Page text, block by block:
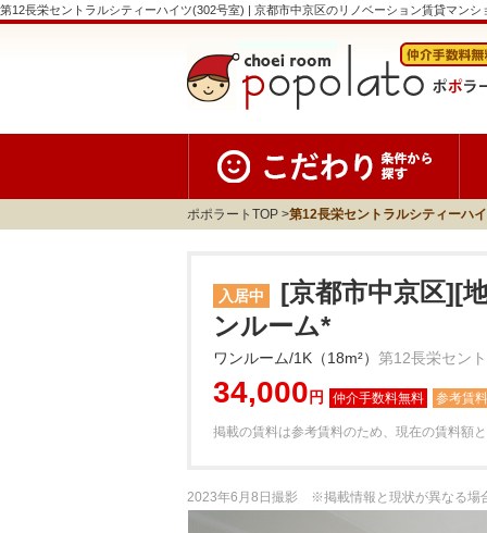
第12長栄セントラルシティーハイツ(302号室) | 京都市中京区のリノベーション賃貸マン
ポポラートTOP 第12長栄セントラルシティーハ
入居中
[京都市中京区][
ンルーム*
ワンルーム/1K（18m²） 第12長栄セン
34,000 円 参考賃料
掲載の賃料は参考賃料のため、現在の賃料額
2023年6月8日撮影 ※掲載情報と現状が異なる場